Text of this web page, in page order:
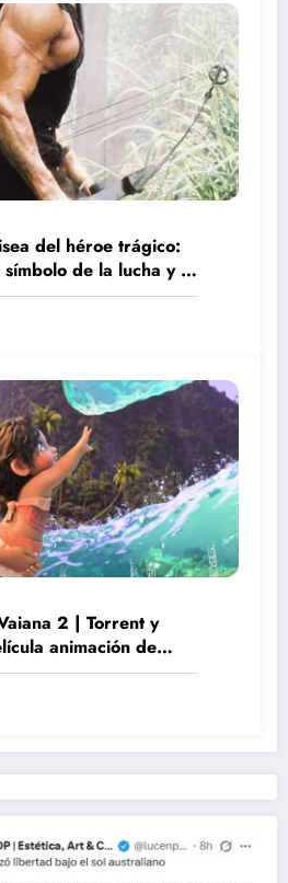
del héroe trágico:
símbolo de la lucha y la
2 | Torrent y
animación de